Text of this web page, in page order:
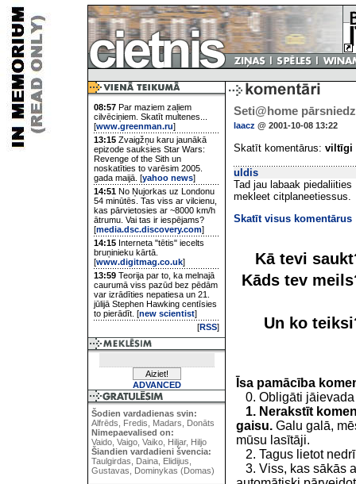
08:57 Par maziem zaļiem
cilvēciņiem. Skatīt multenes...
[www.greenman.ru]
13:15 Zvaigžņu karu jaunākā
epizode sauksies Star Wars:
Revenge of the Sith un
noskatīties to varēsim 2005.
gada maijā. [yahoo news]
14:51 No Ņujorkas uz Londonu
54 minūtēs. Tas viss ar vilcienu,
kas pārvietosies ar ~8000 km/h
ātrumu. Vai tas ir iespējams?
[media.dsc.discovery.com]
14:15 Interneta "tētis" iecelts
bruņinieku kārtā.
[www.digitmag.co.uk]
13:59 Teorija par to, ka melnajā
caurumā viss pazūd bez pēdām
var izrādīties nepatiesa un 21.
jūlijā Stephen Hawking centīsies
to pierādīt. [new scientist]
[RSS]
ADVANCED
Šodien vardadienas svin:
Alfrēds, Fredis, Madars, Donāts
Nimepaevalised on:
Vaido, Vaigo, Vaiko, Hiljar, Hiljo
Šiandien vardadieni švencia:
Taulgirdas, Daina, Elidijus,
Gustavas, Dominykas (Domas)
Seti@home
laacz @ 2001-10-08 13:22
Skatīt komentārus: viltīgi
uldis
Tad jau labaak
mekleet citplaneetiessus.
Skatīt visus komentārus
Kā tevi
Kāds tev
Un ko
Īsa pamācība
0. Obligāti jāievada
1. Nerakstīt
gaisu. Galu galā,
mūsu lasītāji.
2. Tagus lietot
3. Viss, kas sākās